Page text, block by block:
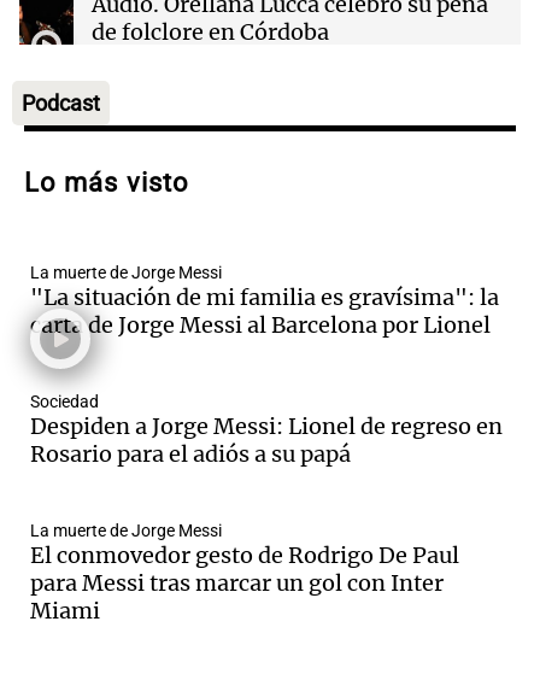
años, evidenciando la crisis hídrica en EE.UU.
de folclore en Córdoba
Episodios
Audio.Trágico accidente en Mendoza:
vehículos desde un puente
Audio.Tragedia en Mendoza: un muerto
y cinco heridos tras caer dos autos desde
un puente
Una mañana para todos
Audio.Messi llegará esta noche a
Rosario para acompañar a su familia
Episodios
Audio.Ley de Propiedad Privada: el revés
en el Congreso expuso una debilidad
comunicacional del Gobierno
Podcast
Lo más visto
La muerte de Jorge Messi
"La situación de mi familia es gravísima": la
carta de Jorge Messi al Barcelona por Lionel
Sociedad
Despiden a Jorge Messi: Lionel de regreso en
Rosario para el adiós a su papá
La muerte de Jorge Messi
El conmovedor gesto de Rodrigo De Paul
para Messi tras marcar un gol con Inter
Miami